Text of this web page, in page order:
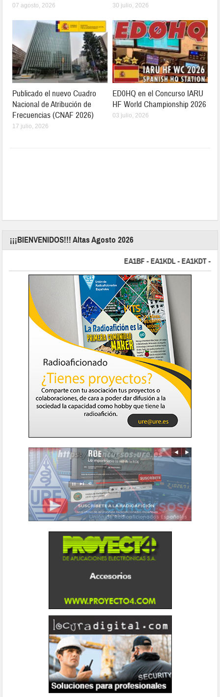
07 agosto, 2026 30 julio, 2026
Publicado el nuevo Cuadro
Nacional de Atribución de
Frecuencias (CNAF 2026)
17 julio, 2026
ED0HQ en el Concurso IARU
HF World Championship 2026
03 julio, 2026
¡¡¡BIENVENIDOS!!! Altas Agosto 2026
EA1BF - EA1KDL - EA1KDT -